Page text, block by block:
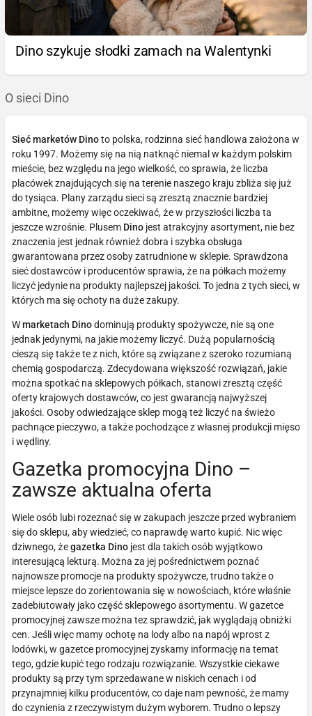
Dino szykuje słodki zamach na Walentynki
O sieci Dino
Sieć marketów Dinoto polska, rodzinna sieć handlowa założona w
roku 1997. Możemy się na nią natknąć niemal w każdym polskim
mieście, bez względu na jego wielkość, co sprawia, że liczba
placówek znajdujących się na terenie naszego kraju zbliża się już
do tysiąca. Plany zarządu sieci są zresztą znacznie bardziej
ambitne, możemy więc oczekiwać, że w przyszłości liczba ta
jeszcze wzrośnie. Plusem Dino jest atrakcyjny asortyment, nie bez
znaczenia jest jednak również dobra i szybka obsługa
gwarantowana przez osoby zatrudnione w sklepie. Sprawdzona
sieć dostawców i producentów sprawia, że na półkach możemy
liczyć jedynie na produkty najlepszej jakości. To jedna z tych sieci, w
których ma się ochoty na duże zakupy.
Wmarketach Dinodominują produkty spożywcze, nie są one
jednak jedynymi, na jakie możemy liczyć. Dużą popularnością
cieszą się także te z nich, które są związane z szeroko rozumianą
chemią gospodarczą. Zdecydowana większość rozwiązań, jakie
można spotkać na sklepowych półkach, stanowi zresztą część
oferty krajowych dostawców, co jest gwarancją najwyższej
jakości. Osoby odwiedzające sklep mogą też liczyć na świeżo
pachnące pieczywo, a także pochodzące z własnej produkcji mięso
i wędliny.
Gazetka promocyjna Dino –
zawsze aktualna oferta
Wiele osób lubi rozeznać się w zakupach jeszcze przed wybraniem
się do sklepu, aby wiedzieć, co naprawdę warto kupić. Nic więc
dziwnego, żegazetka Dino jest dla takich osób wyjątkowo
interesującą lekturą. Można za jej pośrednictwem poznać
najnowsze promocje na produkty spożywcze, trudno także o
miejsce lepsze do zorientowania się w nowościach, które właśnie
zadebiutowały jako część sklepowego asortymentu. W gazetce
promocyjnej zawsze można tez sprawdzić, jak wyglądają obniżki
cen. Jeśli więc mamy ochotę na lody albo na napój wprost z
lodówki, w gazetce promocyjnej zyskamy informację na temat
tego, gdzie kupić tego rodzaju rozwiązanie. Wszystkie ciekawe
produkty są przy tym sprzedawane w niskich cenach i od
przynajmniej kilku producentów, co daje nam pewność, że mamy
do czynienia z rzeczywistym dużym wyborem. Trudno o lepszy